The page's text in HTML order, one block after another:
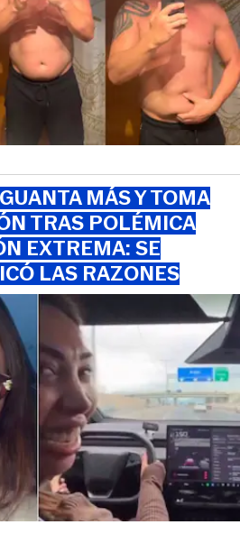
MÁS Y TOMA
TRAS POLÉMICA
EXTREMA: SE
LAS RAZONES